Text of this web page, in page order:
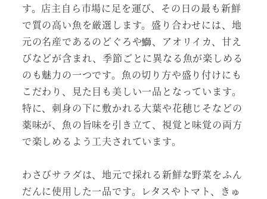
す。店主自ら市場に足を運び、その日の最も新鮮
で質の高い魚を厳選します。盛り合わせには、地
元の名産であるのどぐろや鰤、アオリイカ、甘え
びなどが含まれ、季節ごとに異なる魚が楽しめる
のも魅力の一つです。魚の切り方や盛り付けにも
こだわり、見た目も美しい一品となっています。
特に、刺身の下に敷かれる大葉や花穂じそなどの
薬味が、魚の旨味を引き立て、視覚と味覚の両方
で楽しめるよう工夫されています。
わさびサラダは、地元で採れる新鮮な野菜をふん
だんに使用した一品です。レタスやトマト、きゅ